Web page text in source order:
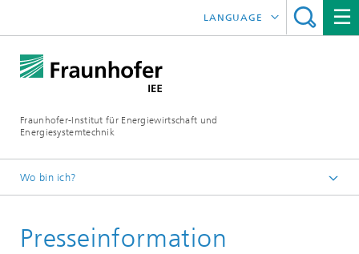
Fraunhofer-Institut für Energiewirtschaft und
Energiesystemtechnik
LANGUAGE
Wo bin ich?
Presseinformation